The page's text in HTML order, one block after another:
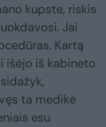
kupste, riskis
Jai
Kartą
išėjo iš kabineto
ta medikė
esu